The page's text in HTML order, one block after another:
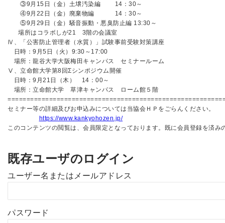
③9月15日（金）土壌汚染編 14：30～
④9月22日（金）廃棄物編 14：30～
⑤9月29日（金）騒音振動・悪臭防止編 13:30～
場所はコラボしが21 3階の会議室
Ⅳ、「公害防止管理者（水質）」試験事前受験対策講座
日時：9月5日（火）9:30～17:00
場所：龍谷大学大阪梅田キャンパス セミナールーム
Ⅴ、立命館大学第8回Σシンポジウム開催
日時：9月21日（木） 14：00～
場所：立命館大学 草津キャンパス ローム館５階
セミナー等の詳細及びお申込みについては当協会ＨＰをごらんください。
https://www.kankyohozen.jp/
このコンテンツの閲覧は、会員限定となっております。既に会員登録を済み
既存ユーザのログイン
ユーザー名またはメールアドレス
パスワード